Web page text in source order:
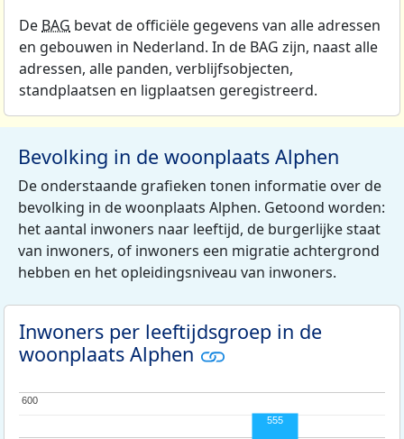
De BAG bevat de officiële gegevens van alle adressen
en gebouwen in Nederland. In de BAG zijn, naast alle
adressen, alle panden, verblijfsobjecten,
standplaatsen en ligplaatsen geregistreerd.
Bevolking in de woonplaats Alphen
De onderstaande grafieken tonen informatie over de
bevolking in de woonplaats Alphen. Getoond worden:
het aantal inwoners naar leeftijd, de burgerlijke staat
van inwoners, of inwoners een migratie achtergrond
hebben en het opleidingsniveau van inwoners.
Inwoners per leeftijdsgroep in de
woonplaats Alphen
600
600
555